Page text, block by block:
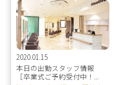
2020.01.15
本日の出勤スタッフ情報
［卒業式ご予約受付中！...